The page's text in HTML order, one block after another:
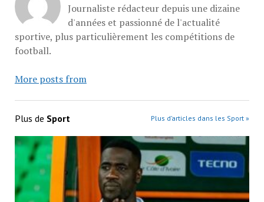
Journaliste rédacteur depuis une dizaine
d'années et passionné de l'actualité
sportive, plus particulièrement les compétitions de
football.
More posts from
Plus de Sport Plus d’articles dans les Sport »